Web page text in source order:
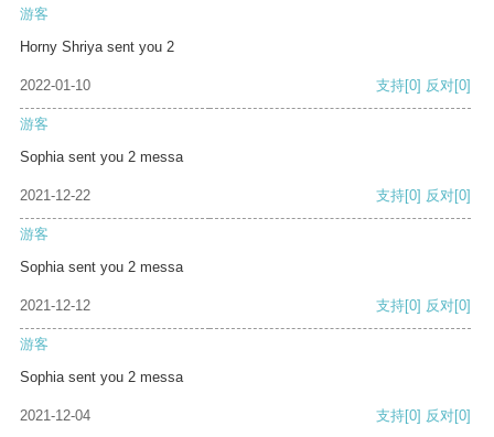
游客
Horny Shriya sent you 2
2022-01-10 支持[0] 反对[0]
游客
Sophia sent you 2 messa
2021-12-22 支持[0] 反对[0]
游客
Sophia sent you 2 messa
2021-12-12 支持[0] 反对[0]
游客
Sophia sent you 2 messa
2021-12-04 支持[0] 反对[0]